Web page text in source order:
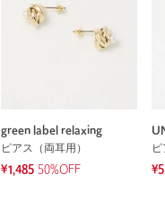
green label relaxing
ピアス（両耳用）
¥1,485 50%OFF